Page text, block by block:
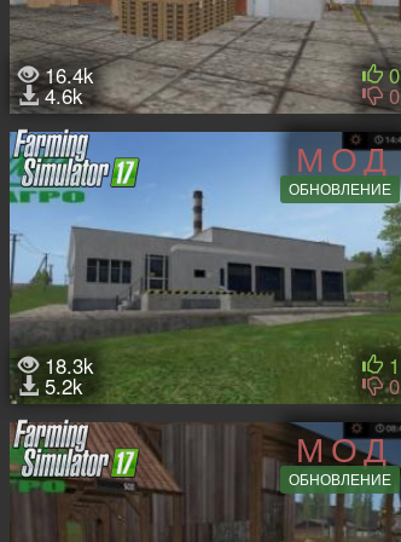
16.4k
4.6k
0
0
МОД
ОБНОВЛЕНИЕ
18.3k
5.2k
1
0
МОД
ОБНОВЛЕНИЕ